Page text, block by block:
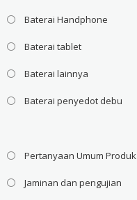
Baterai Handphone
Baterai tablet
Baterai lainnya
Baterai penyedot debu
Pertanyaan Umum Produk
Jaminan dan pengujian